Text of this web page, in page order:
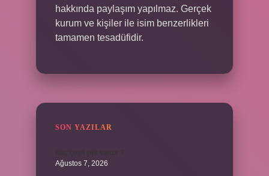
hakkında paylaşım yapılmaz. Gerçek
kurum ve kişiler ile isim benzerlikleri
tamamen tesadüfidir.
SON YAZILAR
Ağustos 7, 2026